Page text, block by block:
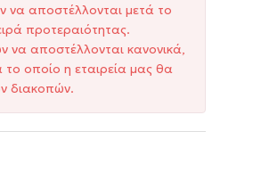
να αποστέλλονται μετά το
προτεραιότητας.
να αποστέλλονται κανονικά,
οποίο η εταιρεία μας θα
διακοπών.